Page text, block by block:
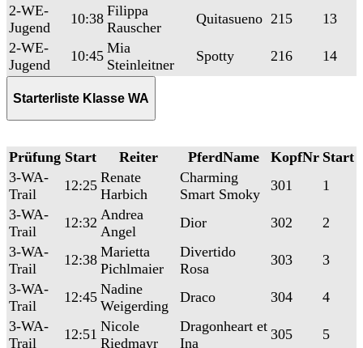
2-WE-
Jugend
10:38 Filippa
Rauscher
Quitasueno 215
13
2-WE-
Jugend
10:45 Mia
Steinleitner
Spotty 216 14
Starterliste Klasse WA
Prüfung Start Reiter PferdName KopfNr Start
3-WA-
Trail
12:25 Renate
Harbich
Charming
Smart Smoky
301
1
3-WA-
Trail
12:32 Andrea
Angel
Dior 302
2
3-WA-
Trail
12:38 Marietta
Pichlmaier
Divertido
Rosa
303
3
3-WA-
Trail
12:45 Nadine
Weigerding
Draco 304
4
3-WA-
Trail
12:51 Nicole
Riedmayr
Dragonheart et
Ina
305 5